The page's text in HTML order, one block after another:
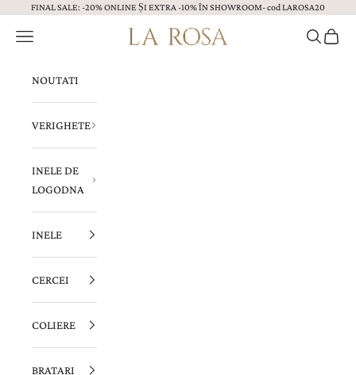
Sari la continut
FINAL SALE: -20% ONLINE ȘI EXTRA -10% ÎN SHOWROOM- cod LAROSA20
Bijuterii LA ROSA
Menu CautăCoș
NOUTATI
VERIGHETE
INELE DE
LOGODNA
INELE
CERCEI
COLIERE
BRATARI